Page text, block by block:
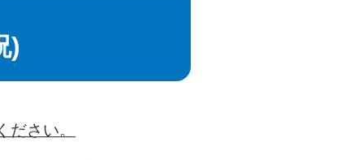
)
さい。